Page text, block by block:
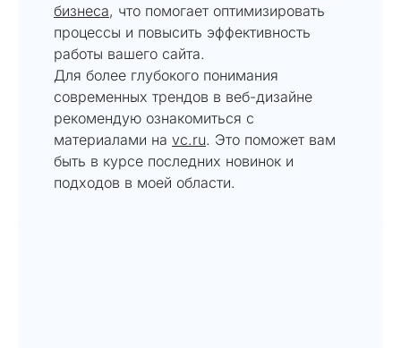
бизнеса, что помогает оптимизировать
процессы и повысить эффективность
работы вашего сайта.
Для более глубокого понимания
современных трендов в веб-дизайне
рекомендую ознакомиться с
материалами на vc.ru. Это поможет вам
быть в курсе последних новинок и
подходов в моей области.